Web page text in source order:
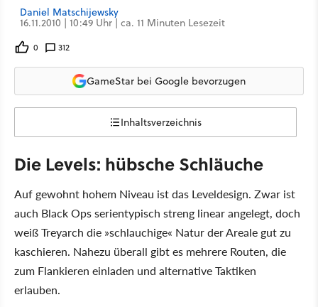
Daniel Matschijewsky
16.11.2010 | 10:49 Uhr | ca. 11 Minuten Lesezeit
0 312
GameStar bei Google bevorzugen
Inhaltsverzeichnis
Die Levels: hübsche Schläuche
Auf gewohnt hohem Niveau ist das Leveldesign. Zwar ist
auch Black Ops serientypisch streng linear angelegt, doch
weiß Treyarch die »schlauchige« Natur der Areale gut zu
kaschieren. Nahezu überall gibt es mehrere Routen, die
zum Flankieren einladen und alternative Taktiken
erlauben.